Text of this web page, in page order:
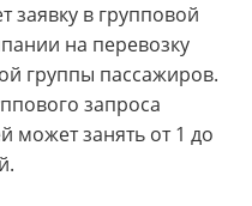
заявку в групповой
на перевозку
группы пассажиров.
запроса
может занять от 1 до